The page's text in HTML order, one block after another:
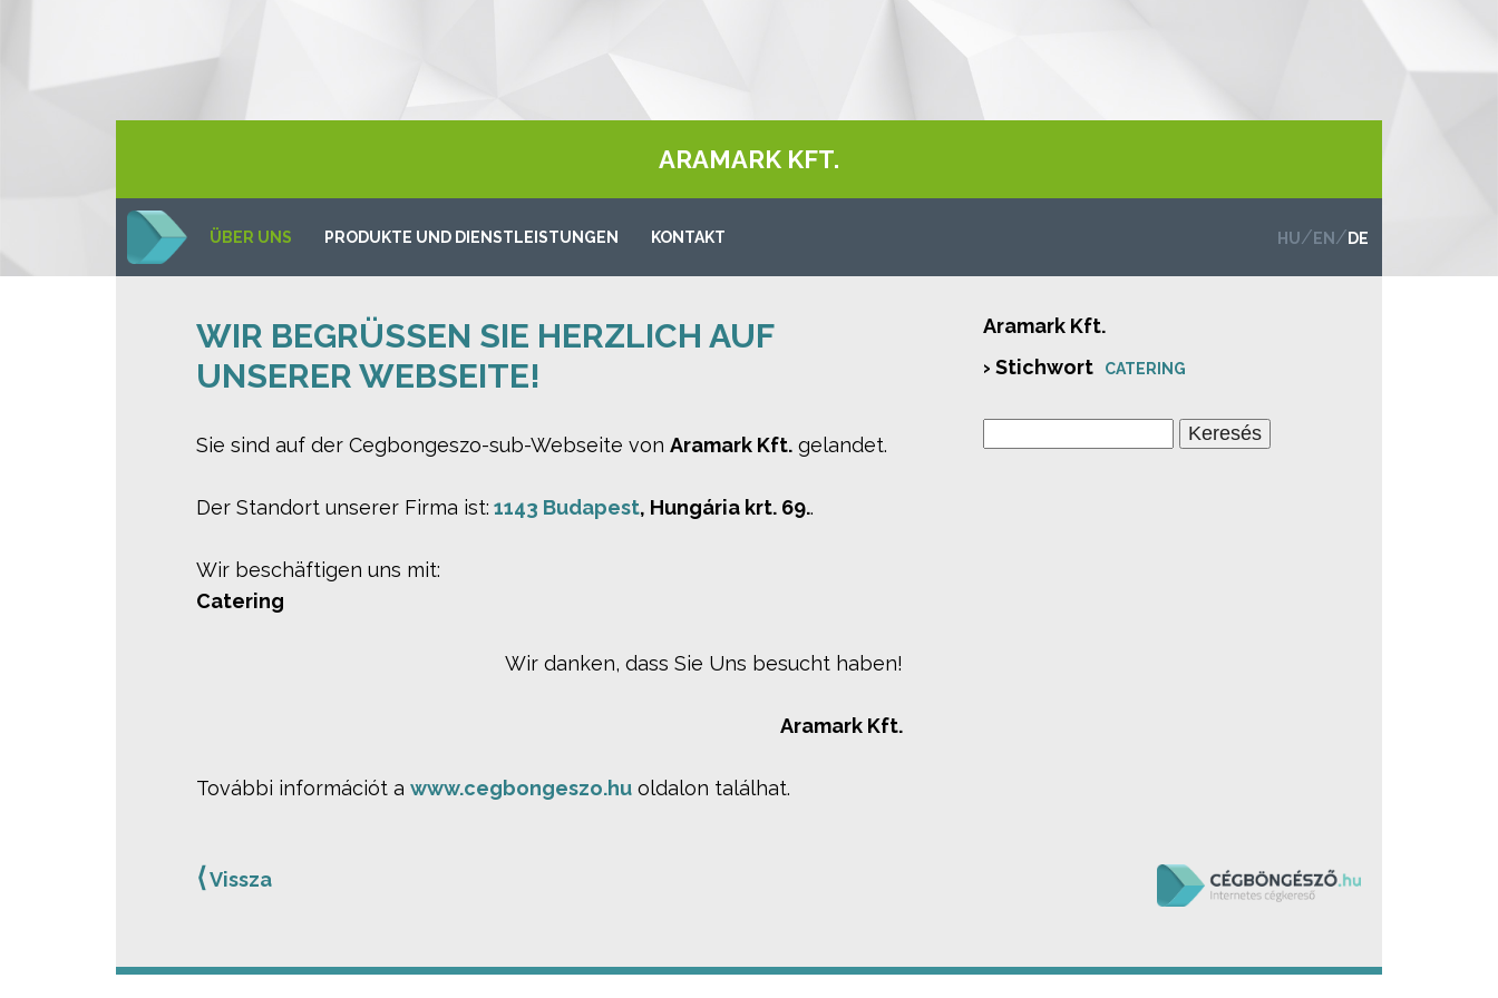
ARAMARK KFT.
ÜBER UNS PRODUKTE UND DIENSTLEISTUNGEN KONTAKT HU/ EN / DE
WIR BEGRÜSSEN SIE HERZLICH AUF U
NSERER WEBSEITE!
Sie sind auf der Cegbongeszo-sub-Webseite von Aramark Kft. gelandet.
Der Standort unserer Firma ist: 1143 Budapest, Hungária krt. 69..
Wir beschäftigen uns mit:
Catering
Wir danken, dass Sie Uns besucht haben!
Aramark Kft.
További információt a www.cegbongeszo.hu oldalon találhat.
Aramark Kft.
› Stichwort
CATERING
⟨Vissza